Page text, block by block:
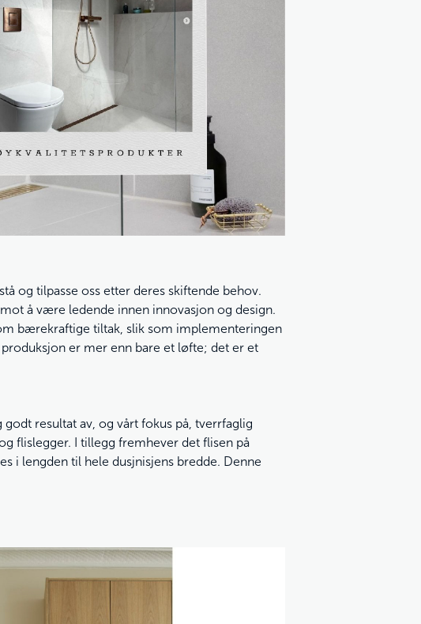
og tilpasse oss etter deres skiftende behov.
å være ledende innen innovasjon og design.
bærekraftige tiltak, slik som implementeringen
er mer enn bare et løfte; det er et
resultat av, og vårt fokus på, tverrfaglig
flislegger. I tillegg fremhever det flisen på
i lengden til hele dusjnisjens bredde. Denne